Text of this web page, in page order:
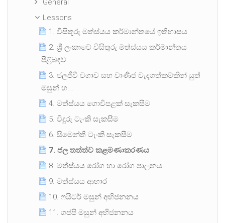
General
Lessons
1. විසිතුරු මත්ස්යය කර්මාන්තයේ ඉතිහාසය
2. ශ්‍රී ලංකාවේ විසිතුරු මත්ස්යය කර්මාන්තය
පිළිබඳව...
3. ජලජීවී වගාව සහ වාණිජ වැදගත්කම්කින් යුත්
මසුන් හ...
4. මත්ස්යය ගොවිපළක් සැකසීම
5. වීදුරු ටැංකි සැකසීම
6. සිමෙන්තී ටැංකි සැකසීම
7. ජල තත්ත්ව කළමණාකරණය
8. මත්ස්යය රෝග හා රෝග පාලනය
9. මත්ස්යය ආහාර
10. ෆයිටර් මසුන් අභිජනනය
11. ගප්පි මසුන් අභිජනනය